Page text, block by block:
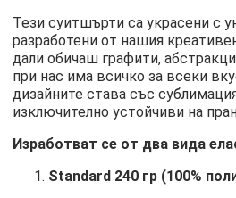
Тези суитшърти са украсени с
разработени от нашия
дали обичаш графити,
при нас има всичко за всеки
дизайните става със
изключително устойчиви на
Изработват се от два вида
Standard 240 гр (100%